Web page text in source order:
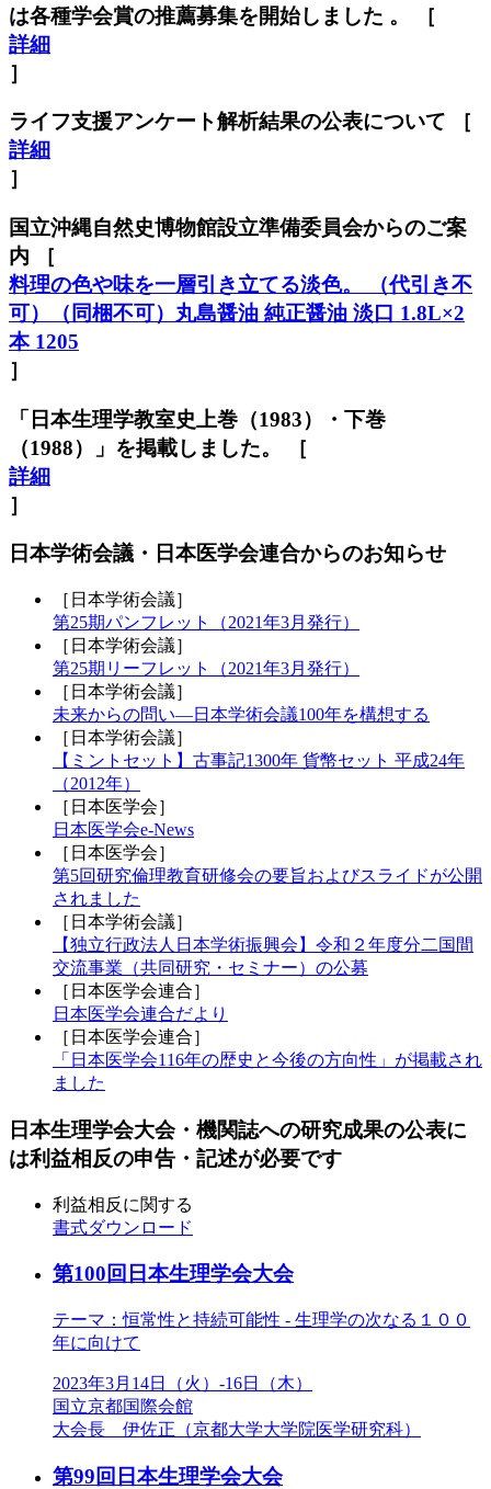
は各種学会賞の推薦募集を開始しました 。 ［
詳細
］
ライフ支援アンケート解析結果の公表について ［
詳細
］
国立沖縄自然史博物館設立準備委員会からのご案
内 ［
料理の色や味を一層引き立てる淡色。 （代引き不
可）（同梱不可）丸島醤油 純正醤油 淡口 1.8L×2
本 1205
］
「日本生理学教室史上巻（1983）・下巻
（1988）」を掲載しました。 ［
詳細
］
日本学術会議・日本医学会連合からのお知らせ
［日本学術会議］
第25期パンフレット（2021年3月発行）
［日本学術会議］
第25期リーフレット（2021年3月発行）
［日本学術会議］
未来からの問い―日本学術会議100年を構想する
［日本学術会議］
【ミントセット】古事記1300年 貨幣セット 平成24年
（2012年）
［日本医学会］
日本医学会e-News
［日本医学会］
第5回研究倫理教育研修会の要旨およびスライドが公開
されました
［日本学術会議］
【独立行政法人日本学術振興会】令和２年度分二国間
交流事業（共同研究・セミナー）の公募
［日本医学会連合］
日本医学会連合だより
［日本医学会連合］
「日本医学会116年の歴史と今後の方向性」 が掲載され
ました
日本生理学会大会・機関誌への研究成果の公表に
は利益相反の申告・記述が必要です
利益相反に関する
書式ダウンロード
第100回日本生理学会大会
テーマ：恒常性と持続可能性 - 生理学の次なる１００
年に向けて
2023年3月14日（火）-16日（木）
国立京都国際会館
大会長 伊佐正（京都大学大学院医学研究科）
第99回日本生理学会大会